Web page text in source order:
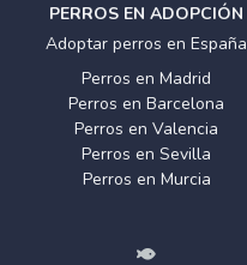
PERROS EN ADOPCIÓN
Adoptar perros en España
Perros en Madrid
Perros en Barcelona
Perros en Valencia
Perros en Sevilla
Perros en Murcia